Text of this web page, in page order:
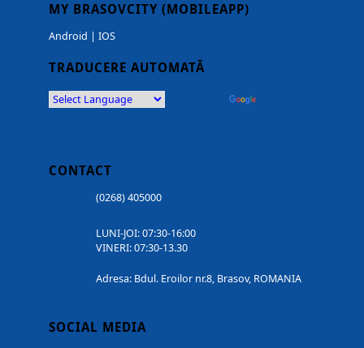
MY BRASOVCITY (MOBILEAPP)
Android | IOS
TRADUCERE AUTOMATĂ
CONTACT
(0268) 405000
LUNI-JOI: 07:30-16:00
VINERI: 07:30-13.30
Adresa: Bdul. Eroilor nr.8, Brasov, ROMANIA
SOCIAL MEDIA